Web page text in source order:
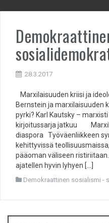
28.3.2017
Marxilaisuuden kriisi ja
Bernstein ja marxilaisuuden
pyrki? Karl Kautsky –
kirjoitussarja jatkuu
diaspora Työväenliikkeen
kehittyvissä
pääoman väliseen
ajatellen hyvin lyhyen […]
Demokraattinen sosialismi -